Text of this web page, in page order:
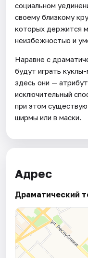
социальном
своему близкому
которых держится
неизбежностью и
Наравне с
будут играть
здесь они —
исключительный
при этом
ширмы или в маски.
Адрес
Драматический